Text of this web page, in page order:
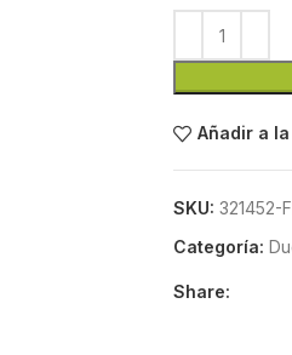
Añadir a
SKU: 321452-
Categoría:
Share: